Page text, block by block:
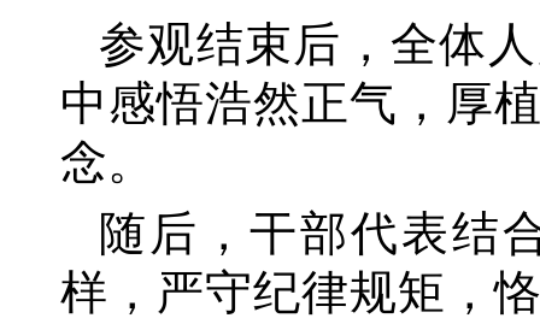
参观结束后，全体
中感悟浩然正气，厚
念。
随后，干部代表结
样，严守纪律规矩，